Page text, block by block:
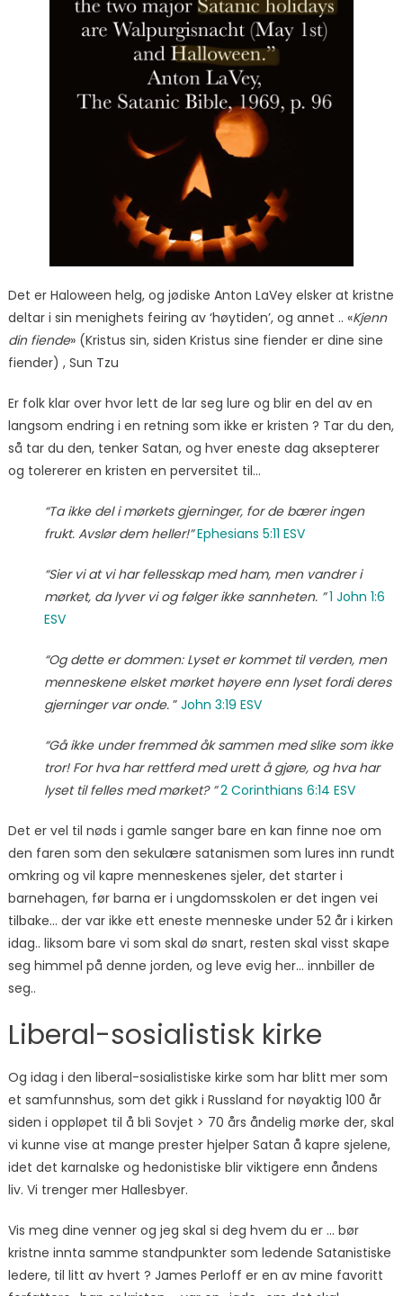
Det er Haloween helg, og jødiske Anton LaVey elsker at kristne
deltar i sin menighets feiring av ‘høytiden’, og annet .. «Kjenn
din fiende» (Kristus sin, siden Kristus sine fiender er dine sine
fiender) , Sun Tzu
Er folk klar over hvor lett de lar seg lure og blir en del av en
langsom endring i en retning som ikke er kristen ? Tar du den,
så tar du den, tenker Satan, og hver eneste dag aksepterer
og tolererer en kristen en perversitet til…
“Ta ikke del i mørkets gjerninger, for de bærer ingen
frukt. Avslør dem heller!” Ephesians 5:11 ESV
“Sier vi at vi har fellesskap med ham, men vandrer i
mørket, da lyver vi og følger ikke sannheten. ” 1 John 1:6
ESV
“Og dette er dommen: Lyset er kommet til verden, men
menneskene elsket mørket høyere enn lyset fordi deres
gjerninger var onde. ” John 3:19 ESV
“Gå ikke under fremmed åk sammen med slike som ikke
tror! For hva har rettferd med urett å gjøre, og hva har
lyset til felles med mørket? ” 2 Corinthians 6:14 ESV
Det er vel til nøds i gamle sanger bare en kan finne noe om
den faren som den sekulære satanismen som lures inn rundt
omkring og vil kapre menneskenes sjeler, det starter i
barnehagen, før barna er i ungdomsskolen er det ingen vei
tilbake… der var ikke ett eneste menneske under 52 år i kirken
idag.. liksom bare vi som skal dø snart, resten skal visst skape
seg himmel på denne jorden, og leve evig her… innbiller de
seg..
Liberal-sosialistisk kirke
Og idag i den liberal-sosialistiske kirke som har blitt mer som
et samfunnshus, som det gikk i Russland for nøyaktig 100 år
siden i oppløpet til å bli Sovjet > 70 års åndelig mørke der, skal
vi kunne vise at mange prester hjelper Satan å kapre sjelene,
idet det karnalske og hedonistiske blir viktigere enn åndens
liv. Vi trenger mer Hallesbyer.
Vis meg dine venner og jeg skal si deg hvem du er … bør
kristne innta samme standpunkter som ledende Satanistiske
ledere, til litt av hvert ? James Perloff er en av mine favoritt